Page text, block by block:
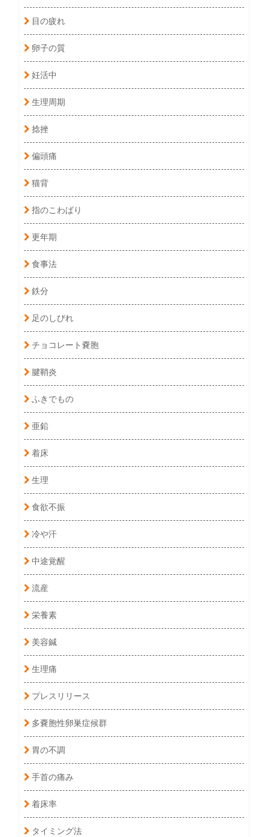
目の疲れ
卵子の質
妊活中
生理周期
捻挫
偏頭痛
猫背
指のこわばり
更年期
食事法
鉄分
足のしびれ
チョコレート嚢胞
腱鞘炎
ふきでもの
亜鉛
着床
生理
食欲不振
冷や汗
中途覚醒
流産
栄養素
美容鍼
生理痛
プレスリリース
多嚢胞性卵巣症候群
胃の不調
手首の痛み
着床率
タイミング法